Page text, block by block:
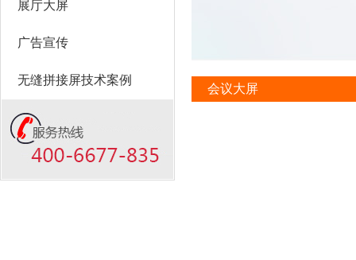
展厅大屏
广告宣传
无缝拼接屏技术案例
会议大屏